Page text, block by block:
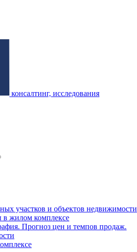
консалтинг, исследования
участков и объектов недвижимости
в жилом комплексе
Прогноз цен и темпов продаж.